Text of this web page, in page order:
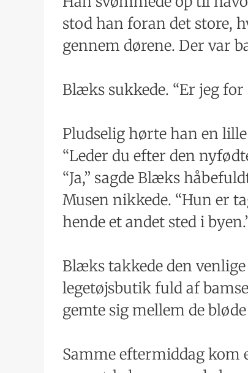
stod han foran det store,
gennem dørene. Der var
Blæks sukkede. “Er jeg for
Pludselig hørte han en
“Leder du efter den
“Ja,” sagde Blæks
Musen nikkede. “Hun er
hende et andet sted i
Blæks takkede den
legetøjsbutik fuld af
gemte sig mellem de
Samme eftermiddag kom